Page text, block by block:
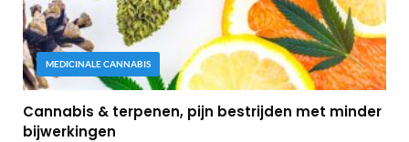
MEDICINALE CANNABIS
Cannabis & terpenen, pijn bestrijden met minder
bijwerkingen